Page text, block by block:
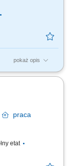
pokaż opis
EU law: external
Provide legal
praca
etat